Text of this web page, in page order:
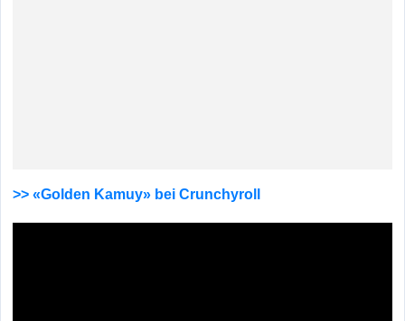
>> «Golden Kamuy» bei Crunchyroll